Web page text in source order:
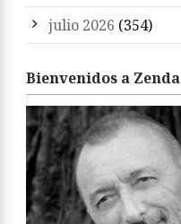
julio 2026 (354)
Bienvenidos a Zenda